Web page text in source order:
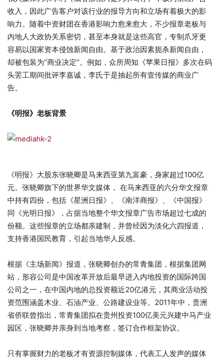
收入，因此广告客户对该行业的报导方向和立场有着极大的影
响力。随着中资财团在香港影响力愈来愈大，不少报章老板与
内地人大政协关系密切，甚至本身就是这些高官，专制爪牙更
容易以国家资本侵蚀新闻自由。基于政治因素扼杀新闻自由，
却被包装为“商业决定”。例如，众所周知《苹果日报》多次在码
头罢工期间批评李嘉诚，李氏于是抽起所有壹传媒的商业广
告。
《明报》老板背景
《明报》大股东张晓卿是马来西亚第九富豪，身家超过100亿
元。张晓卿旗下的世界华文媒体， 在马来西亚的六分华文报章
中持有四份，包括《星洲日报》、《南洋商报》、《中国报》
同《光明日报》，占据当地整个华文报章广告市场超过七成的
份额。这些报章的立场都亲建制，并曾经因为淡化六四报道，
支持香港国民教育，引起当地华人反感。
根据《主场新闻》报道，张晓卿创办的常青集团，根据集团网
站，形容公司是中国改革开放后最早进入内地投资的国际跨国
公司之一，在中国内地的总投资额近20亿港元，其商业活动投
资范围涵盖木业、石油产业、公路建设业等。2011年中，贵洲
省侨联曾指出，常青集团拟在贵州投资100亿美元兴建中马产业
园区，张晓卿并亲身到当地考察，签订合作框架协议。
只有掌握财力的老板才有资源控制媒体，代表工人发声的媒体